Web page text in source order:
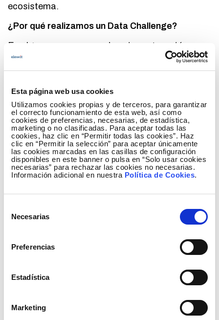
Esta página web usa cookies
Utilizamos cookies propias y de terceros, para garantizar
el correcto funcionamiento de esta web, así como
cookies de preferencias, necesarias, de estadística,
marketing o no clasificadas. Para aceptar todas las
cookies, haz clic en “Permitir todas las cookies”. Haz
clic en “Permitir la selección” para aceptar únicamente
las cookies marcadas en las casillas de configuración
disponibles en este banner o pulsa en “Solo usar cookies
necesarias” para rechazar las cookies no necesarias.
Información adicional en nuestra Política de Cookies.
Necesarias
Preferencias
Estadística
Marketing
ecosistema.
¿Por qué realizamos un Data Challenge?
En algunos casos, cuando estos
retos
están
orientados al
, estos se plantean bajo
la etiqueta deData Challengey por eso, durante
identificar e incorporar nuevos proveedores de
predicción de producción de energía renovable en
colaboración con el departamento de Modelos de
Operación del Sistema de Red Eléctrica, ya que, si
bien ya se dispone de un amplio listado de
proveedores que trabajan en este ámbito, era una
buena oportunidad para evaluar potenciales
nuevos colaboradores en un formato abierto y
Data Challenge?
Este reto convocó a apasionados de ciencia de
datos con interés en su aplicación en modelos de
Para su creación, los participantes contaron con
cuál debían desarrollar un modelo de predicción de